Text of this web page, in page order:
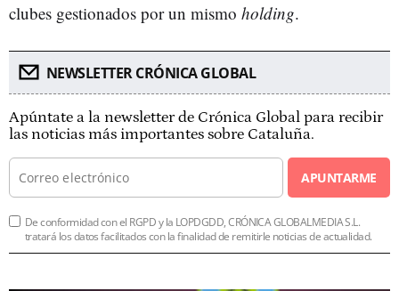
clubes gestionados por un mismo holding.
NEWSLETTER CRÓNICA GLOBAL
Apúntate a la newsletter de Crónica Global para recibir
las noticias más importantes sobre Cataluña.
APUNTARME
De conformidad con el RGPD y la LOPDGDD, CRÓNICA GLOBALMEDIA S.L.
tratará los datos facilitados con la finalidad de remitirle noticias de actualidad.